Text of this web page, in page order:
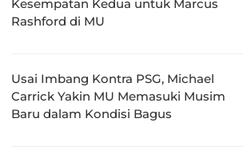
Kesempatan Kedua untuk Marcus
Rashford di MU
Usai Imbang Kontra PSG, Michael
Carrick Yakin MU Memasuki Musim
Baru dalam Kondisi Bagus